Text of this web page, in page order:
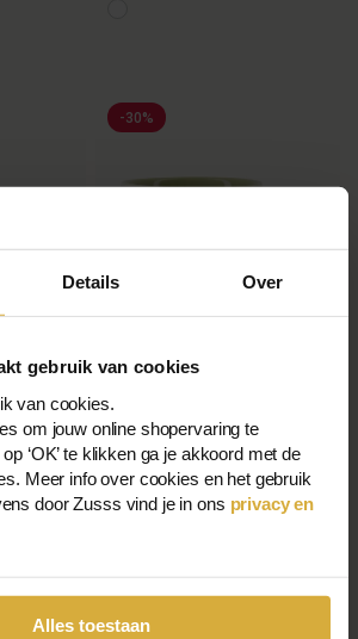
Details Over
gebruik van cookies
van cookies.
om jouw online shopervaring te
‘OK’ te klikken ga je akkoord met de
Meer info over cookies en het gebruik
door Zusss vind je in ons privacy en
Alles toestaan
-30%
Theemok You Are Fabulous